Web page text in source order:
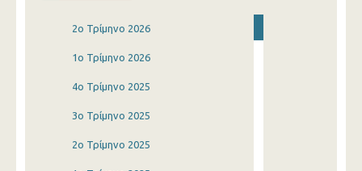
2o Τρίμηνο 2026
1o Τρίμηνο 2026
4o Τρίμηνο 2025
3o Τρίμηνο 2025
2o Τρίμηνο 2025